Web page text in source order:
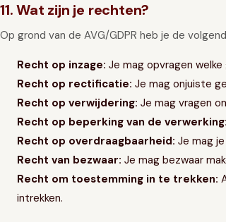
11. Wat zijn je rechten?
Op grond van de AVG/GDPR heb je de
Recht op inzage: Je mag opvragen
Recht op rectificatie: Je mag onjuiste
Recht op verwijdering: Je mag vragen
Recht op beperking van de verwerking:
Recht op overdraagbaarheid: Je mag
Recht van bezwaar: Je mag bezwaar
Recht om toestemming in te trekken:
intrekken.